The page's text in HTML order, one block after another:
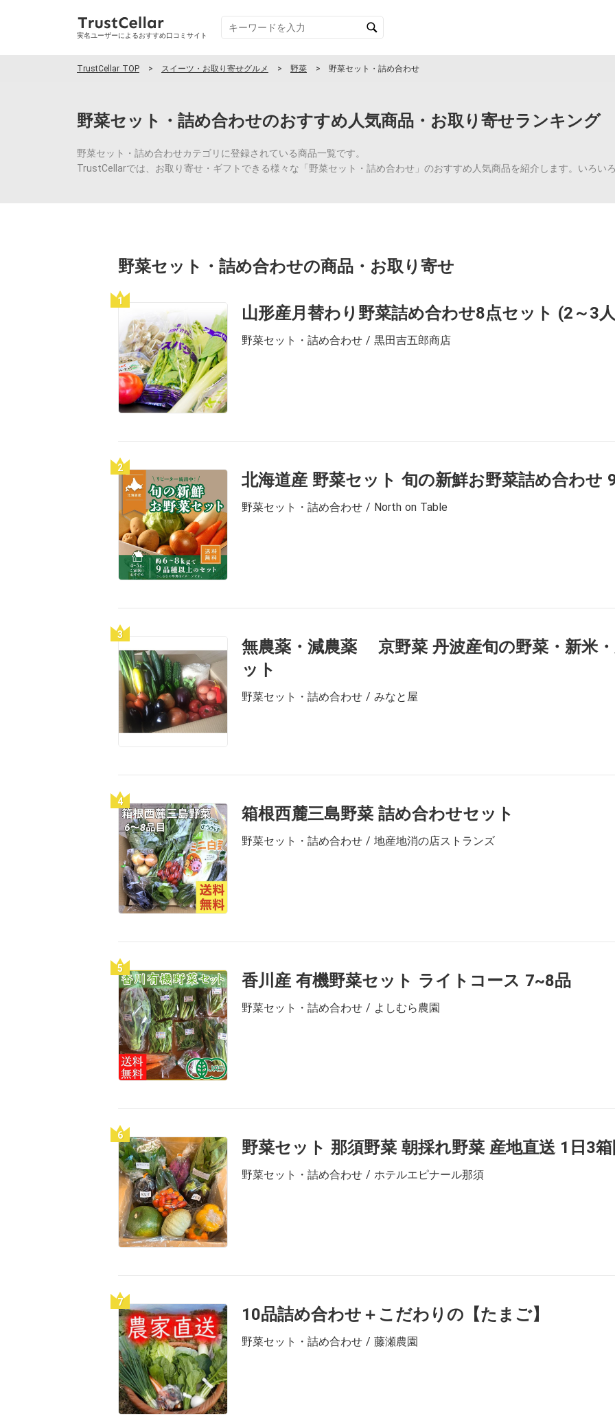
実名ユーザーによるおすすめ口コミサイト
TrustCellar TOP スイーツ・お取り寄せグルメ 野菜 野菜セット・詰め合わせ
野菜セット・詰め合わせのおすすめ人気商品・お取り寄せランキング
野菜セット・詰め合わせカテゴリに登録されている商品一覧です。
TrustCellarでは、お取り寄せ・ギフトできる様々な「野菜セット・詰め合わせ」のおすすめ人気商品を紹介します。いろい
野菜セット・詰め合わせの商品・お取り寄せ
1
山形産月替わり野菜詰め合わせ8点セット (2～3
野菜セット・詰め合わせ / 黒田吉五郎商店
2
北海道産 野菜セット 旬の新鮮お野菜詰め合わせ
野菜セット・詰め合わせ / North on Table
3
無農薬・減農薬 京野菜 丹波産旬の野菜・新米
ット
野菜セット・詰め合わせ / みなと屋
4
箱根西麓三島野菜 詰め合わせセット
野菜セット・詰め合わせ / 地産地消の店ストランズ
5
香川産 有機野菜セット ライトコース 7~8品
野菜セット・詰め合わせ / よしむら農園
6
野菜セット 那須野菜 朝採れ野菜 産地直送 1日3
野菜セット・詰め合わせ / ホテルエピナール那須
7
10品詰め合わせ＋こだわりの【たまご】
野菜セット・詰め合わせ / 藤瀬農園